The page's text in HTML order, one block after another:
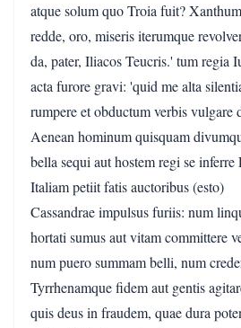
atque solum quo Troia fuit?
redde, oro, miseris iterumque
da, pater, Iliacos Teucris.' tum regia
acta furore gravi: 'quid me alta
rumpere et obductum verbis vulgare
Aenean hominum quisquam
bella sequi aut hostem regi se inferre
Italiam petiit fatis auctoribus (esto)
Cassandrae impulsus furiis: num
hortati sumus aut vitam committere
num puero summam belli, num
Tyrrhenamque fidem aut gentis
quis deus in fraudem, quae dura